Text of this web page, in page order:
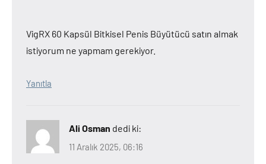
VigRX 60 Kapsül Bitkisel Penis Büyütücü satın almak
istiyorum ne yapmam gerekiyor.
Yanıtla
Ali Osman dedi ki:
11 Aralık 2025, 06:16